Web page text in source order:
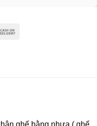
ghế bằng nhựa ( ghế